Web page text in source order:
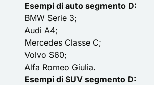
Esempi di auto segmento D:
BMW Serie 3;
Audi A4;
Mercedes Classe C;
Volvo S60;
Alfa Romeo Giulia.
Esempi di SUV segmento D: